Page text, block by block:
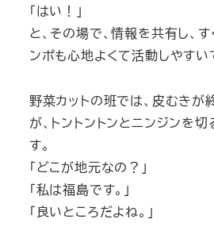
「はい！」
と、その場で、情報を共有し、
ンポも心地よくて活動しやすい
野菜カットの班では、皮むきが
が、トントントンとニンジンを
す。
「どこが地元なの？」
「私は福島です。」
「良いところだよね。」